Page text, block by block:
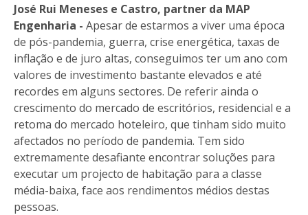
José Rui Meneses e Castro, partner da MAP
Engenharia - Apesar de estarmos a viver uma época
de pós-pandemia, guerra, crise energética, taxas de
inflação e de juro altas, conseguimos ter um ano com
valores de investimento bastante elevados e até
recordes em alguns sectores. De referir ainda o
crescimento do mercado de escritórios, residencial e a
retoma do mercado hoteleiro, que tinham sido muito
afectados no período de pandemia. Tem sido
extremamente desafiante encontrar soluções para
executar um projecto de habitação para a classe
média-baixa, face aos rendimentos médios destas
pessoas.